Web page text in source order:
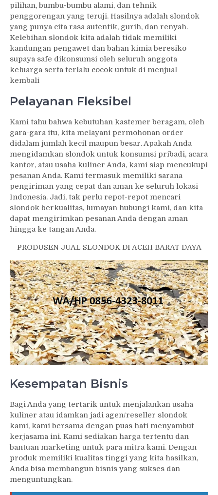
pilihan, bumbu-bumbu alami, dan tehnik
penggorengan yang teruji. Hasilnya adalah slondok
yang punya cita rasa autentik, gurih, dan renyah.
Kelebihan slondok kita adalah tidak memiliki
kandungan pengawet dan bahan kimia beresiko
supaya safe dikonsumsi oleh seluruh anggota
keluarga serta terlalu cocok untuk di menjual
kembali
Pelayanan Fleksibel
Kami tahu bahwa kebutuhan kastemer beragam, oleh
gara-gara itu, kita melayani permohonan order
didalam jumlah kecil maupun besar. Apakah Anda
mengidamkan slondok untuk konsumsi pribadi, acara
kantor, atau usaha kuliner Anda, kami siap mencukupi
pesanan Anda. Kami termasuk memiliki sarana
pengiriman yang cepat dan aman ke seluruh lokasi
Indonesia. Jadi, tak perlu repot-repot mencari
slondok berkualitas, lumayan hubungi kami, dan kita
dapat mengirimkan pesanan Anda dengan aman
hingga ke tangan Anda.
PRODUSEN JUAL SLONDOK DI ACEH BARAT DAYA
Kesempatan Bisnis
Bagi Anda yang tertarik untuk menjalankan usaha
kuliner atau idamkan jadi agen/reseller slondok
kami, kami bersama dengan puas hati menyambut
kerjasama ini. Kami sediakan harga tertentu dan
bantuan marketing untuk para mitra kami. Dengan
produk memiliki kualitas tinggi yang kita hasilkan,
Anda bisa membangun bisnis yang sukses dan
menguntungkan.